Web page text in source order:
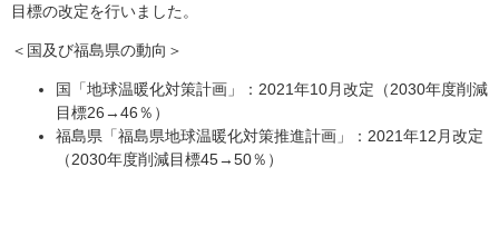
目標の改定を行いました。
＜国及び福島県の動向＞
国「地球温暖化対策計画」：2021年10月改定（2030年度削減
目標26→46％）
福島県「福島県地球温暖化対策推進計画」：2021年12月改定
（2030年度削減目標45→50％）